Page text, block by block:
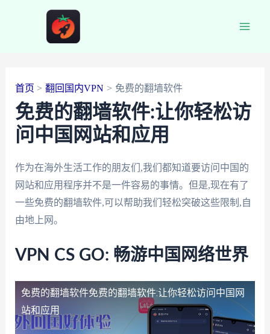
首页 翻回国内VPN 免费的翻墙软件
免费的翻墙软件:让你轻松访
问中国网站和应用
作为在海外生活工作的朋友们,我们都知道要访问中国的
网站和应用程序并不是一件容易的事情。但是,现在有了
一些免费的翻墙软件,可以帮助我们轻松突破这些限制,自
由地上网。
VPN CS GO: 畅游中国网络世界
免费的翻墙软件免费的翻墙软件:让你轻松访问中国网
站和应用